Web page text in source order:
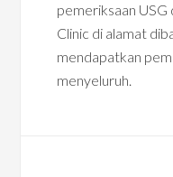
pemeriksaan USG
Clinic di alamat
mendapatkan
menyeluruh.